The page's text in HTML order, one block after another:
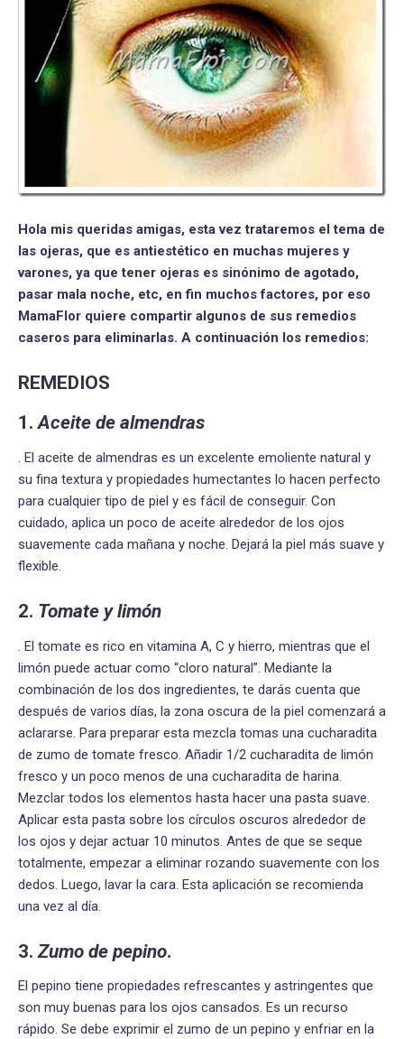
Hola mis queridas amigas, esta vez trataremos el tema de
las ojeras, que es antiestético en muchas mujeres y
varones, ya que tener ojeras es sinónimo de agotado,
pasar mala noche, etc, en fin muchos factores, por eso
MamaFlor quiere compartir algunos de sus remedios
caseros para eliminarlas. A continuación los remedios:
REMEDIOS
1. Aceite de almendras
. El aceite de almendras es un excelente emoliente natural y
su fina textura y propiedades humectantes lo hacen perfecto
para cualquier tipo de piel y es fácil de conseguir. Con
cuidado, aplica un poco de aceite alrededor de los ojos
suavemente cada mañana y noche. Dejará la piel más suave y
flexible.
2. Tomate y limón
. El tomate es rico en vitamina A, C y hierro, mientras que el
limón puede actuar como “cloro natural”. Mediante la
combinación de los dos ingredientes, te darás cuenta que
después de varios días, la zona oscura de la piel comenzará a
aclararse. Para preparar esta mezcla tomas una cucharadita
de zumo de tomate fresco. Añadir 1/2 cucharadita de limón
fresco y un poco menos de una cucharadita de harina.
Mezclar todos los elementos hasta hacer una pasta suave.
Aplicar esta pasta sobre los círculos oscuros alrededor de
los ojos y dejar actuar 10 minutos. Antes de que se seque
totalmente, empezar a eliminar rozando suavemente con los
dedos. Luego, lavar la cara. Esta aplicación se recomienda
una vez al día.
3. Zumo de pepino.
El pepino tiene propiedades refrescantes y astringentes que
son muy buenas para los ojos cansados. Es un recurso
rápido. Se debe exprimir el zumo de un pepino y enfriar en la